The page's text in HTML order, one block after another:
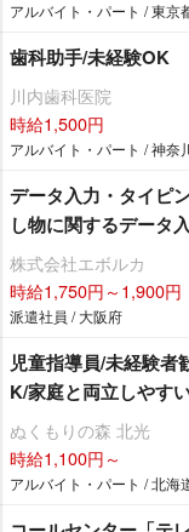
アルバイト・パート / 東京
歯科助手/未経験OK
川内歯科医院
時給1,500円
アルバイト・パート / 神奈
データ入力・タイピ
し物に関するデータ
株式会社エボルカ
時給1,750円～1,900円
派遣社員 / 大阪府
児童指導員/未経験者
K/家庭と両立しやす
ぬくもりの森 北光
時給1,100円～
アルバイト・パート / 北海